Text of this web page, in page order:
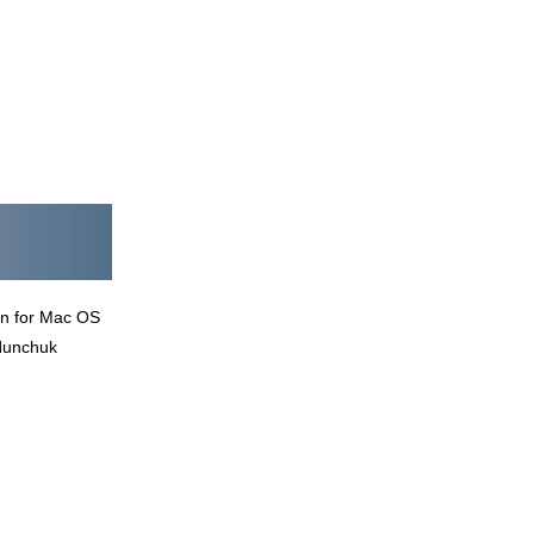
for Mac OS